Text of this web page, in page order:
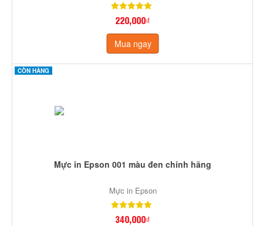
220,000₫
Mua ngay
CÒN HÀNG
Mực in Epson 001 màu đen chính hãng
Mực in Epson
340,000₫